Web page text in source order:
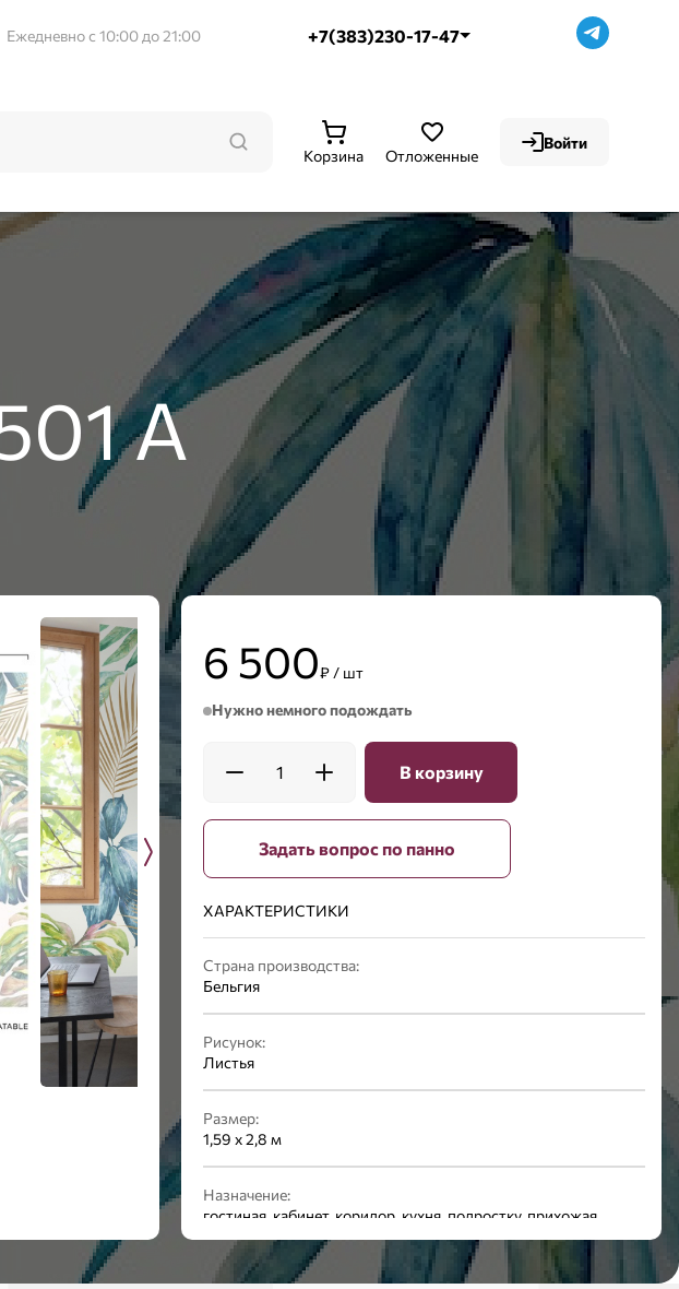
Ежедневно с 10:00 до 21:00 +7(383)230-17-47
Отложенные
Корзина
Войти
A
6 500₽ / шт
Нужно немного подождать
1 В корзину
Задать вопрос по панно
ХАРАКТЕРИСТИКИ
Страна производства:
Бельгия
Рисунок:
Листья
Размер:
1,59 x 2,8 м
Назначение:
гостиная, кабинет, коридор, кухня, подростку, прихожая,
спальня, студия, универсальные